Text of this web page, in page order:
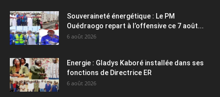
Souveraineté énergétique : Le PM
Ouédraogo repart à l’offensive ce 7 août...
6 août 2026
Energie : Gladys Kaboré installée dans ses
fonctions de Directrice ER
6 août 2026